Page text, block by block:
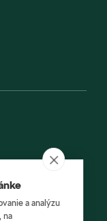
a analýzu
na